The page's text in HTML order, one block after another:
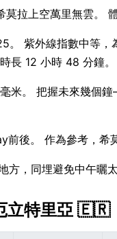
拉上空萬里無雲。
。 紫外線指數中等
長 12 小時 48 分鐘。
米。 把握未來幾
後。 作為參考，希
，同埋避免中午曬太
立特里亞 🇪🇷